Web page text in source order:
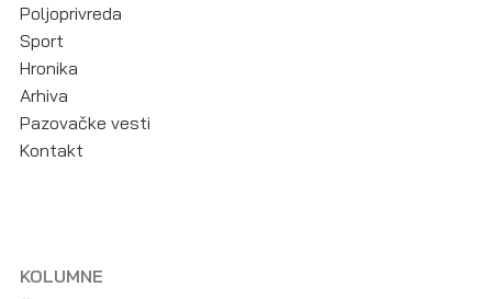
Poljoprivreda
Sport
Hronika
Arhiva
Pazovačke vesti
Kontakt
KOLUMNE